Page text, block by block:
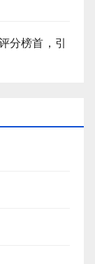
分榜首，引